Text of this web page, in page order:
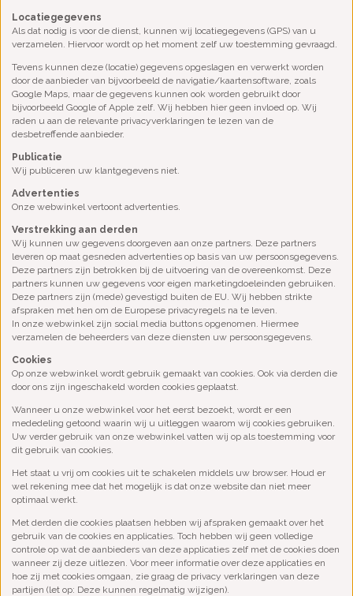
Locatiegegevens
Als dat nodig is voor de dienst, kunnen wij locatiegegevens (GPS) van u
verzamelen. Hiervoor wordt op het moment zelf uw toestemming gevraagd.
Tevens kunnen deze (locatie) gegevens opgeslagen en verwerkt worden
door de aanbieder van bijvoorbeeld de navigatie/kaartensoftware, zoals
Google Maps, maar de gegevens kunnen ook worden gebruikt door
bijvoorbeeld Google of Apple zelf. Wij hebben hier geen invloed op. Wij
raden u aan de relevante privacyverklaringen te lezen van de
desbetreffende aanbieder.
Publicatie
Wij publiceren uw klantgegevens niet.
Advertenties
Onze webwinkel vertoont advertenties.
Verstrekking aan derden
Wij kunnen uw gegevens doorgeven aan onze partners. Deze partners
leveren op maat gesneden advertenties op basis van uw persoonsgegevens.
Deze partners zijn betrokken bij de uitvoering van de overeenkomst. Deze
partners kunnen uw gegevens voor eigen marketingdoeleinden gebruiken.
Deze partners zijn (mede) gevestigd buiten de EU. Wij hebben strikte
afspraken met hen om de Europese privacyregels na te leven.
In onze webwinkel zijn social media buttons opgenomen. Hiermee
verzamelen de beheerders van deze diensten uw persoonsgegevens.
Cookies
Op onze webwinkel wordt gebruik gemaakt van cookies. Ook via derden die
door ons zijn ingeschakeld worden cookies geplaatst.
Wanneer u onze webwinkel voor het eerst bezoekt, wordt er een
mededeling getoond waarin wij u uitleggen waarom wij cookies gebruiken.
Uw verder gebruik van onze webwinkel vatten wij op als toestemming voor
dit gebruik van cookies.
Het staat u vrij om cookies uit te schakelen middels uw browser. Houd er
wel rekening mee dat het mogelijk is dat onze website dan niet meer
optimaal werkt.
Met derden die cookies plaatsen hebben wij afspraken gemaakt over het
gebruik van de cookies en applicaties. Toch hebben wij geen volledige
controle op wat de aanbieders van deze applicaties zelf met de cookies doen
wanneer zij deze uitlezen. Voor meer informatie over deze applicaties en
hoe zij met cookies omgaan, zie graag de privacy verklaringen van deze
partijen (let op: Deze kunnen regelmatig wijzigen).